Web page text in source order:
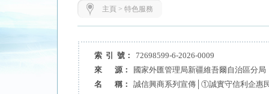
主頁 > 特色服務
索 引 號：
72698599-6-2026-0009
來 源：
國家外匯管理局新疆維吾爾自治區分局
名 稱：
誠信興商系列宣傳│①誠實守信利企惠